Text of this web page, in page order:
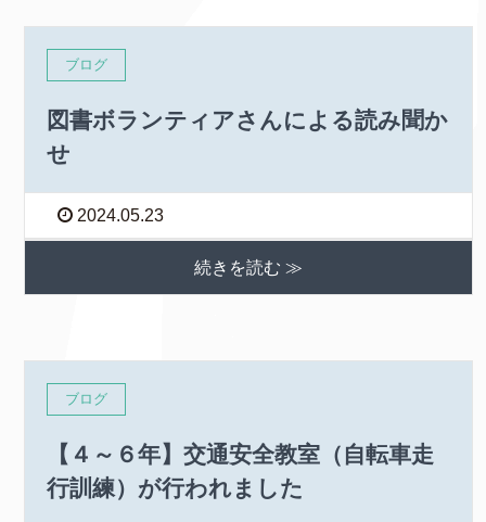
ブログ
図書ボランティアさんによる読み聞か
せ
2024.05.23
続きを読む ≫
ブログ
【４～６年】交通安全教室（自転車走
行訓練）が行われました